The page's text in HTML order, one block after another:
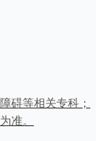
碍等相关专科；
准。